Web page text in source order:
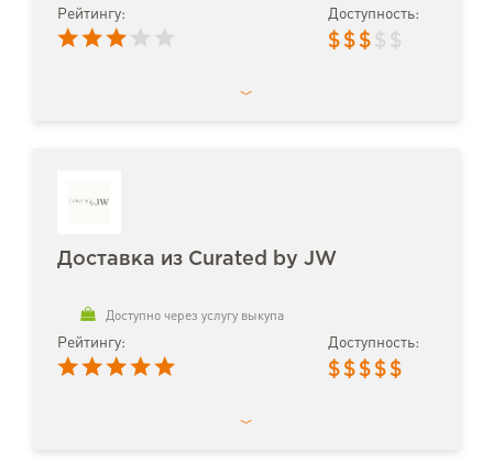
Рейтингу: Доступность:
$ $ $ $ $
Доставка из Curated by JW
Доступно через услугу выкупа
Рейтингу: Доступность:
$ $ $ $ $